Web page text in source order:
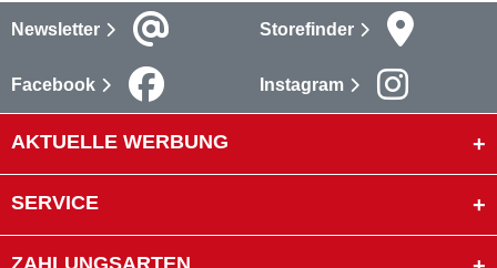
Newsletter Storefinder
Facebook Instagram
AKTUELLE WERBUNG
SERVICE
ZAHLUNGSARTEN